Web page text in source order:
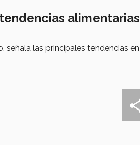
alimentarias
señala las principales tendencias en